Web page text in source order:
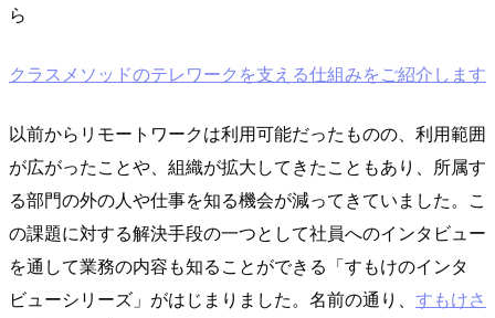
ら
クラスメソッドのテレワークを支える仕組みをご紹介します
以前からリモートワークは利用可能だったものの、利用範囲
が広がったことや、組織が拡大してきたこともあり、所属す
る部門の外の人や仕事を知る機会が減ってきていました。こ
の課題に対する解決手段の一つとして社員へのインタビュー
を通して業務の内容も知ることができる「すもけのインタ
ビューシリーズ」がはじまりました。名前の通り、 すもけさ